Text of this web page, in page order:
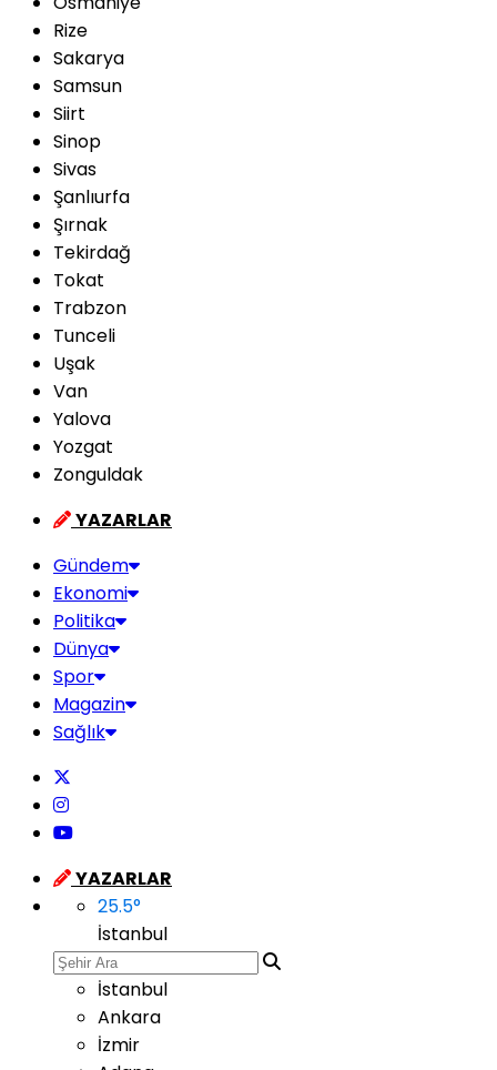
Rize
Sakarya
Samsun
Siirt
Sinop
Sivas
Şanlıurfa
Şırnak
Tekirdağ
Tokat
Trabzon
Tunceli
Uşak
Van
Yalova
Yozgat
Zonguldak
YAZARLAR
Gündem
Ekonomi
Politika
Dünya
Spor
Magazin
Sağlık
YAZARLAR
25.5°
İstanbul
İstanbul
Ankara
İzmir